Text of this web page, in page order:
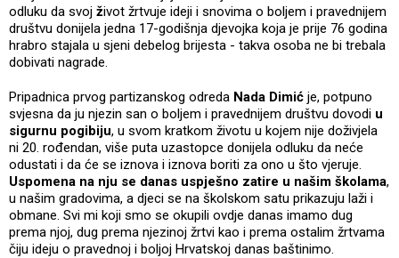
odluku da svoj život žrtvuje ideji i snovima o boljem i pravednijem
društvu donijela jedna 17-godišnja djevojka koja je prije 76 godina
hrabro stajala u sjeni debelog brijesta - takva osoba ne bi trebala
dobivati nagrade.
Pripadnica prvog partizanskog odreda Nada Dimić je, potpuno
svjesna da ju njezin san o boljem i pravednijem društvu dovodi u
sigurnu pogibiju, u svom kratkom životu u kojem nije doživjela
ni 20. rođendan, više puta uzastopce donijela odluku da neće
odustati i da će se iznova i iznova boriti za ono u što vjeruje.
Uspomena na nju se danas uspješno zatire u našim školama,
u našim gradovima, a djeci se na školskom satu prikazuju laži i
obmane. Svi mi koji smo se okupili ovdje danas imamo dug
prema njoj, dug prema njezinoj žrtvi kao i prema ostalim žrtvama
čiju ideju o pravednoj i boljoj Hrvatskoj danas baštinimo.